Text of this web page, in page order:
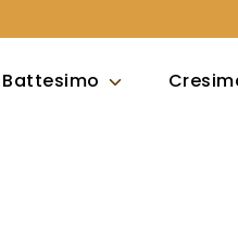
Battesimo